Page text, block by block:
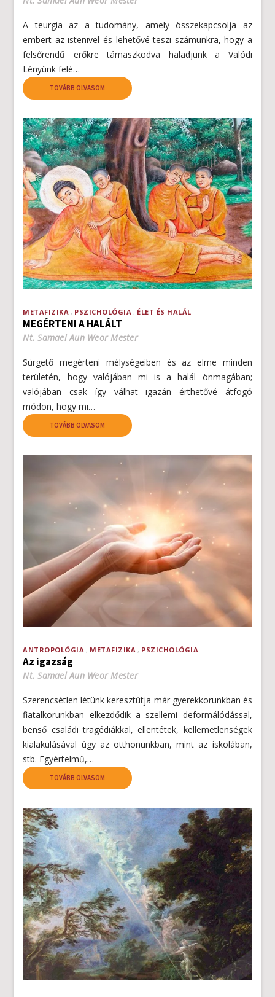
A teurgia az a tudomány, amely összekapcsolja az
embert az istenivel és lehetővé teszi számunkra, hogy a
felsőrendű erőkre támaszkodva haladjunk a Valódi
Lényünk felé…
TOVÁBB OLVASOM
METAFIZIKA PSZICHOLÓGIA ÉLET ÉS HALÁL
MEGÉRTENI A HALÁLT
Nt. Samael Aun Weor Mester
Sürgető megérteni mélységeiben és az elme minden
területén, hogy valójában mi is a halál önmagában;
valójában csak így válhat igazán érthetővé átfogó
módon, hogy mi…
TOVÁBB OLVASOM
ANTROPOLÓGIA METAFIZIKA PSZICHOLÓGIA
Az igazság
Nt. Samael Aun Weor Mester
Szerencsétlen létünk keresztútja már gyerekkorunkban és
fiatalkorunkban elkezdődik a szellemi deformálódással,
benső családi tragédiákkal, ellentétek, kellemetlenségek
kialakulásával úgy az otthonunkban, mint az iskolában,
stb. Egyértelmű,…
TOVÁBB OLVASOM